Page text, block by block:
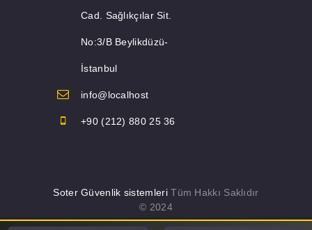
Cad. Sağlıkçılar Sit.
No:3/B Beylikdüzü-
İstanbul
info@localhost
+90 (212) 880 25 36
Soter Güvenlik sistemleriTüm Hakkı Saklıdır
© 2024